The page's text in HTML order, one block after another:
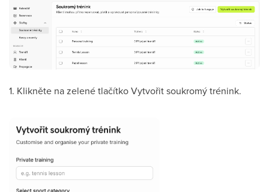
1. Klikněte na zelené tlačítko Vytvořit soukromý trénink.